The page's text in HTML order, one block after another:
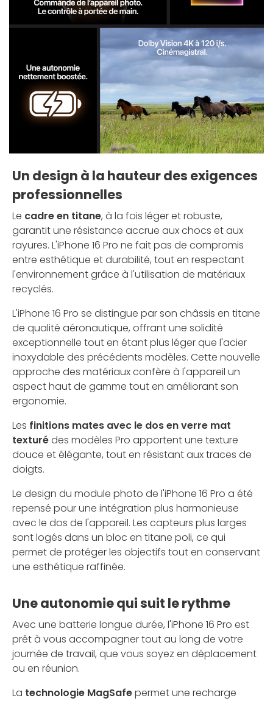
Un design à la hauteur des exigences
professionnelles
Le cadre en titane, à la fois léger et robuste,
garantit une résistance accrue aux chocs et aux
rayures. L'iPhone 16 Pro ne fait pas de compromis
entre esthétique et durabilité, tout en respectant
l'environnement grâce à l'utilisation de matériaux
recyclés.
L'iPhone 16 Pro se distingue par son châssis en titane
de qualité aéronautique, offrant une solidité
exceptionnelle tout en étant plus léger que l'acier
inoxydable des précédents modèles. Cette nouvelle
approche des matériaux confère à l'appareil un
aspect haut de gamme tout en améliorant son
ergonomie.
Les finitions mates avec le dos en verre mat
texturédes modèles Pro apportent une texture
douce et élégante, tout en résistant aux traces de
doigts.
Le design du module photo de l'iPhone 16 Pro a été
repensé pour une intégration plus harmonieuse
avec le dos de l'appareil. Les capteurs plus larges
sont logés dans un bloc en titane poli, ce qui
permet de protéger les objectifs tout en conservant
une esthétique raffinée.
Une autonomie qui suit le rythme
Avec une batterie longue durée, l'iPhone 16 Pro est
prêt à vous accompagner tout au long de votre
journée de travail, que vous soyez en déplacement
ou en réunion.
La technologie MagSafepermet une recharge